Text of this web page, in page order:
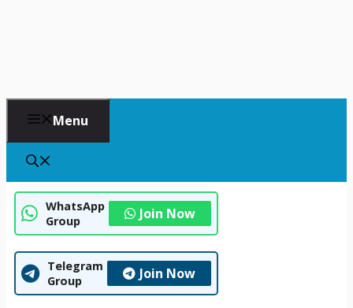
Menu
WhatsApp
Group
Join Now
Telegram
Group
Join Now